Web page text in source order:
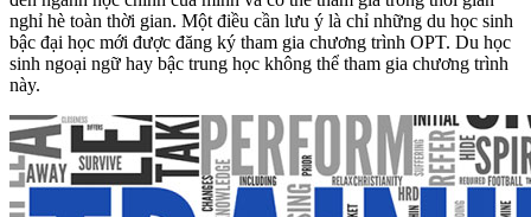
nghỉ hè toàn thời gian. Một điều cần lưu ý là chỉ những du học sinh
bậc đại học mới được đăng ký tham gia chương trình OPT. Du học
sinh ngoại ngữ hay bậc trung học không thể tham gia chương trình
này.